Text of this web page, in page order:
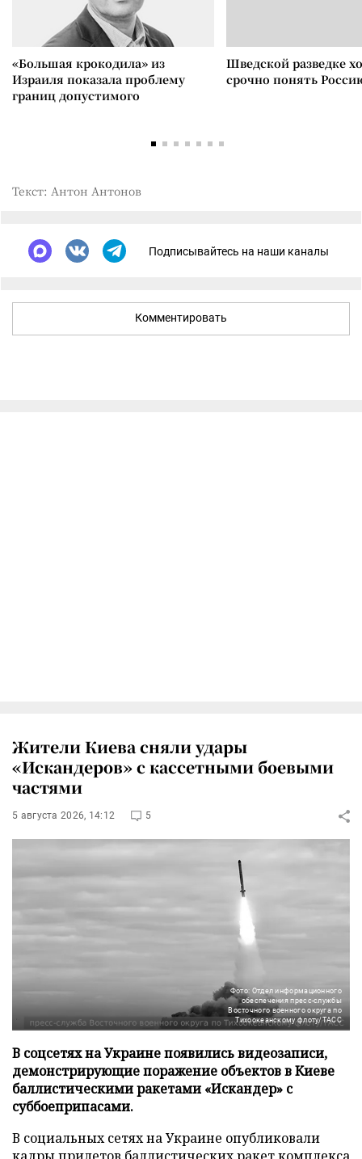
«Большая крокодила» из
Израиля показала проблему
границ допустимого
Шведской разведке
срочно понять
Текст: Антон Антонов
Подписывайтесь на наши каналы
Комментировать
Жители Киева сняли удары
«Искандеров» с кассетными боевыми
частями
5 августа 2026, 14:12 5
Фото: Отдел информационного
обеспечения пресс-службы
Восточного военного округа по
Тихоокеанскому флоту/ТАСС
В соцсетях на Украине появились видеозаписи,
демонстрирующие поражение объектов в Киеве
баллистическими ракетами «Искандер» с
суббоеприпасами.
В социальных сетях на Украине опубликовали